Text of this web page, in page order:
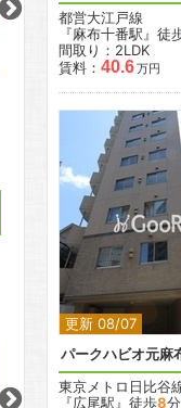
更新 08/07
コンフォリア・リヴ西蒲田
東急池上線
『蓮沼駅』徒歩2分
間取り：1DK〜2LDK
〜 17.6万円
2
都営大江戸線
『麻布十番駅』徒
間取り：2LDK
賃料： 40.6万円
更新 08/07
2
パークハビオ元麻
東京メトロ日比谷
『広尾駅』徒歩8分